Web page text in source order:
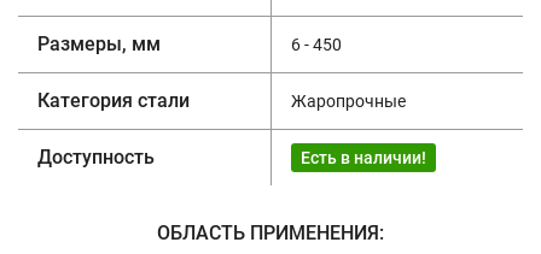
Размеры, мм 6 - 450
Категория стали Жаропрочные
Доступность Есть в наличии!
ОБЛАСТЬ ПРИМЕНЕНИЯ: